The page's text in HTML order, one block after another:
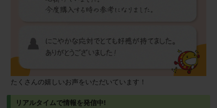
たくさんの嬉しいお声をいただいています！
リアルタイムで情報を発信中!